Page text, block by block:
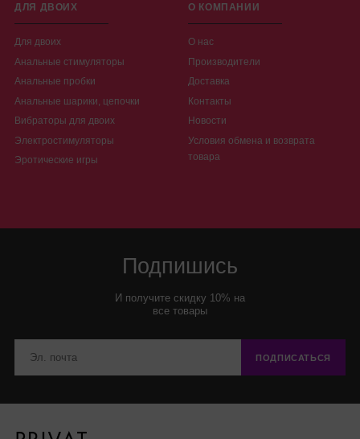
ДЛЯ ДВОИХ
Для двоих
Анальные стимуляторы
Анальные пробки
Анальные шарики, цепочки
Вибраторы для двоих
Электростимуляторы
Эротические игры
О КОМПАНИИ
О нас
Производители
Доставка
Контакты
Новости
Условия обмена и возврата
товара
Подпишись
И получите скидку 10% на
все товары
ПОДПИСАТЬСЯ